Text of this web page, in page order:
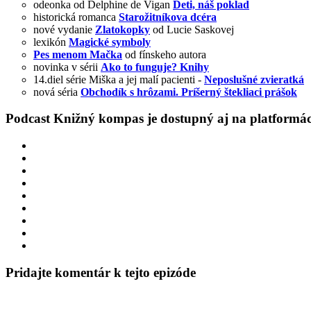
odeonka od Delphine de Vigan Deti, náš poklad
historická romanca Starožitníkova dcéra
nové vydanie Zlatokopky od Lucie Saskovej
lexikón Magické symboly
Pes menom Mačka od fínskeho autora
novinka v sérii Ako to funguje? Knihy
14.diel série Miška a jej malí pacienti - Neposlušné zvieratká
nová séria Obchodík s hrôzami. Príšerný štekliaci prášok
Podcast Knižný kompas je dostupný aj na
Pridajte komentár k tejto epizóde